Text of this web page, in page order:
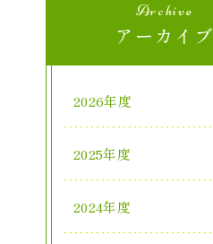
Archive
アーカイブ
2026年度
2025年度
2024年度